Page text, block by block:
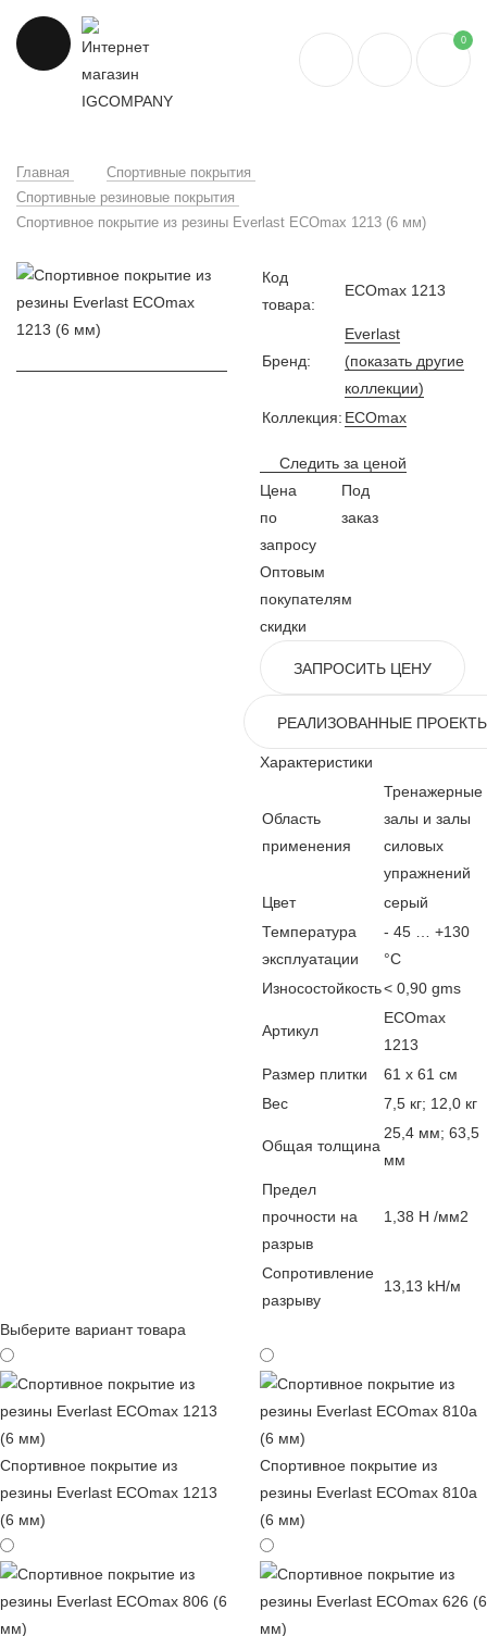
0
Главная
Спортивные покрытия
Спортивные резиновые покрытия
Спортивное покрытие из резины Everlast ECOmax 1213 (6 мм)
Код
товара:
ECOmax 1213
Бренд:
Everlast
(показать другие
коллекции)
Коллекция: ECOmax
Следить за ценой
Цена
по
запросу
Оптовым
покупателям
скидки
Под
заказ
ЗАПРОСИТЬ ЦЕНУ
РЕАЛИЗОВАННЫЕ
Характеристики
Область
применения
Тренажерные
залы и залы
силовых
упражнений
Цвет
серый
Температура
эксплуатации
- 45 … +130
°C
Износостойкость< 0,90 gms
Артикул
ECOmax
1213
Размер плитки
61 х 61 см
Вес
7,5 кг; 12,0 кг
Общая толщина
25,4 мм; 63,5
мм
Предел
прочности на
разрыв
1,38 Н /мм2
Сопротивление
разрыву
13,13 kН/м
Выберите вариант товара
Спортивное покрытие из
резины Everlast ECOmax 1213
(6 мм)
Спортивное покрытие из
резины Everlast ECOmax 810a
(6 мм)